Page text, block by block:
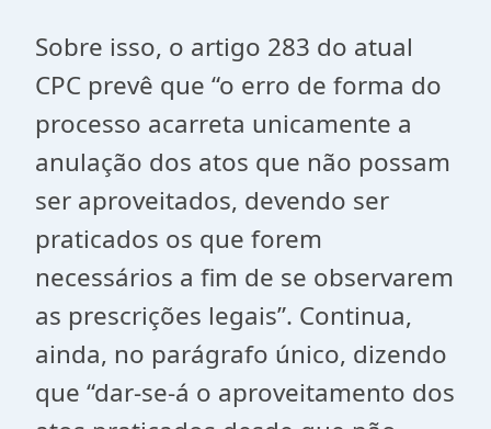
Sobre isso, o artigo 283 do atual
CPC prevê que “o erro de forma do
processo acarreta unicamente a
anulação dos atos que não possam
ser aproveitados, devendo ser
praticados os que forem
necessários a fim de se observarem
as prescrições legais”. Continua,
ainda, no parágrafo único, dizendo
que “dar-se-á o aproveitamento dos